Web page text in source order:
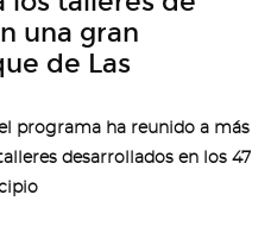
una gran
de Las
programa ha reunido a más
desarrollados en los 47